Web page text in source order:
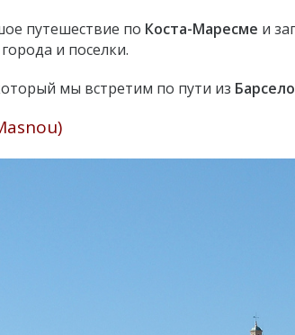
путешествие по Коста-Маресме и
и поселки.
мы встретим по пути из